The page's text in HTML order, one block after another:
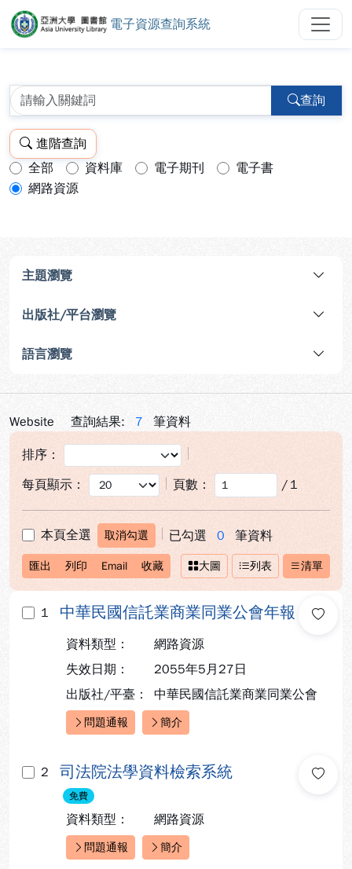
亞洲大學圖書館電子資源查詢系統
電子資源查詢系統
查詢
進階查詢
查詢模式：
全部 資料庫 電子期刊
電子書
網路資源
主題瀏覽
出版社/平台瀏覽
語言瀏覽
Website 查詢結果: 7 筆資料
排序：
每頁顯示：
頁數： / 1
本頁全選 取消勾選 已勾選 0 筆資料
匯出 列印 Email 收藏 大圖 列表 清單
1 中華民國信託業商業同業公會年報
資料類型：
網路資源
失效日期：
2055年5月27日
出版社/平臺：
中華民國信託業商業同業公會
快速連結：
問題通報 簡介
2 司法院法學資料檢索系統
免費
資料類型： 網路資源
快速連結：
問題通報 簡介